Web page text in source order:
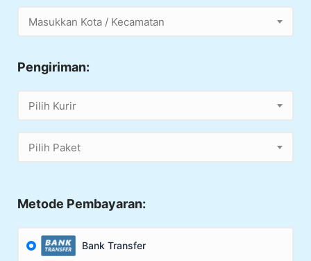
Masukkan Kota / Kecamatan
Pengiriman:
Pilih Kurir
Pilih Paket
Metode Pembayaran:
Bank Transfer